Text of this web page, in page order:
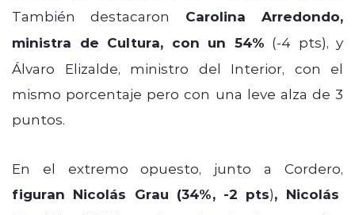
También destacaron Carolina Arredondo,
ministra de Cultura, con un 54% (-4 pts), y
Álvaro Elizalde, ministro del Interior, con el
mismo porcentaje pero con una leve alza de 3
puntos.
En el extremo opuesto, junto a Cordero,
figuran Nicolás Grau (34%, -2 pts), Nicolás